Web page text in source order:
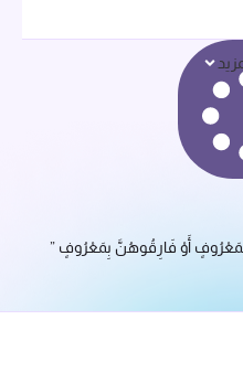
أَوْ فَارِقُوهُنَّ بِمَعْرُوفٍ ”